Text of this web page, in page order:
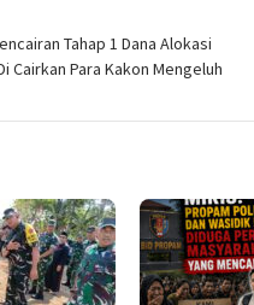
Tahap 1 Dana Alokasi
Cairkan Para Kakon Mengeluh